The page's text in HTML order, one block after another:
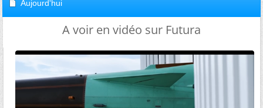
Aujourd'hui
A voir en vidéo sur Futura